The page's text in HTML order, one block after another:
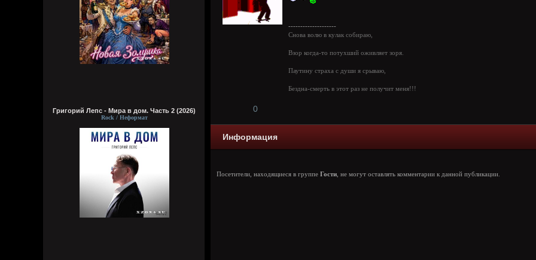
Григорий Лепс - Мира в дом. Часть 2 (2026)
Rock / Неформат
--------------------
Снова волю в кулак собираю,
Взор когда-то потухший оживляет зоря.
Паутину страха с души я срываю,
Бездна-смерть в этот раз не получит меня!!!
0
Информация
Посетители, находящиеся в группе Гости , не могут оставлять комментарии к данной публикации.